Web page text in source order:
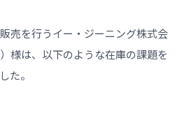
売を行うイー・ジーニング株式会
様は、以下のような在庫の課題を
た。